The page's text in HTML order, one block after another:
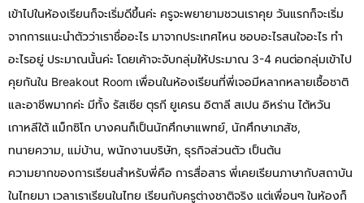
เข้าไปในห้องเรียนก็จะเริ่มดีขึ้นค่ะ ครูจะพยายามชวนเราคุย วันแรกก็จะเริ่ม
จากการแนะนำตัวว่าเราชื่ออะไร มาจากประเทศไหน ชอบอะไรสนใจอะไร ทำ
อะไรอยู่ ประมาณนั้นค่ะ โดยเค้าจะจับกลุ่มให้ประมาณ 3-4 คนต่อกลุ่มเข้าไป
คุยกันใน Breakout Room เพื่อนในห้องเรียนที่พี่เจอมีหลากหลายเชื้อชาติ
และอาชีพมากค่ะ มีทั้ง รัสเซีย ตุรกี ยูเครน อิตาลี สเปน อิหร่าน ไต้หวัน
เกาหลีใต้ แม็กซิโก บางคนก็เป็นนักศึกษาแพทย์, นักศึกษาเภสัช,
ทนายความ, แม่บ้าน, พนักงานบริษัท, ธุรกิจส่วนตัว เป็นต้น
ความยากของการเรียนสำหรับพี่คือ การสื่อสาร พี่เคยเรียนภาษากับสถาบัน
ในไทยมา เวลาเราเรียนในไทย เรียนกับครูต่างชาติจริง แต่เพื่อนๆ ในห้องก็